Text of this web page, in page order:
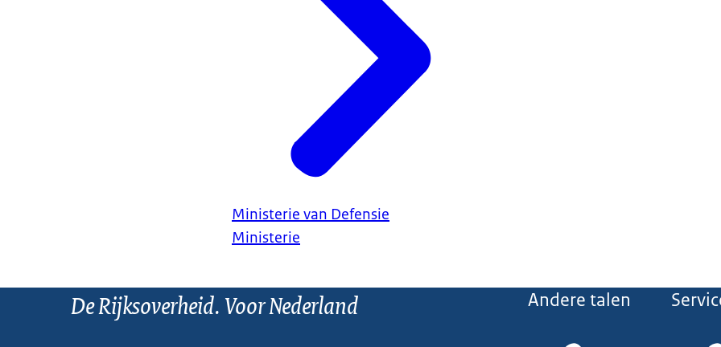
Ministerie van Defensie
Ministerie
De Rijksoverheid. Voor Nederland Andere talen